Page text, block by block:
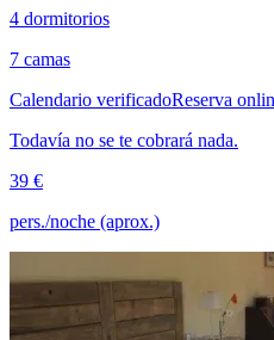
4 dormitorios
7 camas
Calendario verificadoReserva
Todavía no se te cobrará nada.
39 €
pers./noche (aprox.)